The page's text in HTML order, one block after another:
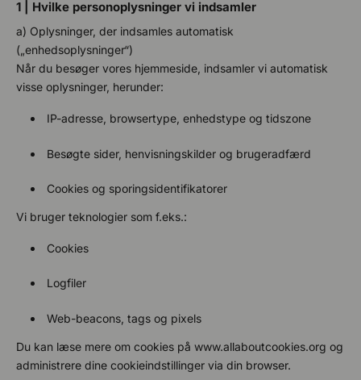
1 | Hvilke personoplysninger vi indsamler
a) Oplysninger, der indsamles automatisk
(„enhedsoplysninger“)
Når du besøger vores hjemmeside, indsamler vi automatisk
visse oplysninger, herunder:
IP-adresse, browsertype, enhedstype og tidszone
Besøgte sider, henvisningskilder og brugeradfærd
Cookies og sporingsidentifikatorer
Vi bruger teknologier som f.eks.:
Cookies
Logfiler
Web-beacons, tags og pixels
Du kan læse mere om cookies på www.allaboutcookies.org og
administrere dine cookieindstillinger via din browser.